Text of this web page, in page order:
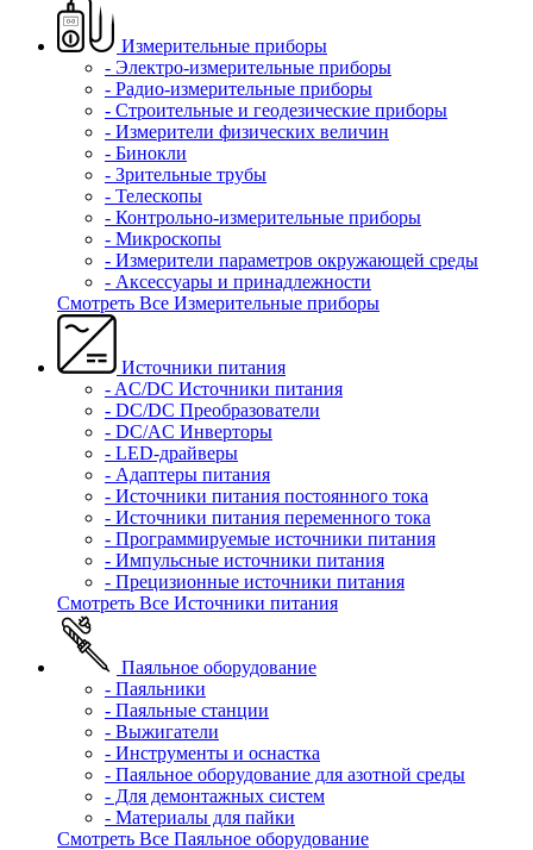
Измерительные приборы
- Электро-измерительные приборы
- Радио-измерительные приборы
- Строительные и геодезические приборы
- Измерители физических величин
- Бинокли
- Зрительные трубы
- Телескопы
- Контрольно-измерительные приборы
- Микроскопы
- Измерители параметров окружающей среды
- Аксессуары и принадлежности
Смотреть Все Измерительные приборы
Источники питания
- AC/DC Источники питания
- DC/DC Преобразователи
- DC/AC Инверторы
- LED-драйверы
- Адаптеры питания
- Источники питания постоянного тока
- Источники питания переменного тока
- Программируемые источники питания
- Импульсные источники питания
- Прецизионные источники питания
Смотреть Все Источники питания
Паяльное оборудование
- Паяльники
- Паяльные станции
- Выжигатели
- Инструменты и оснастка
- Паяльное оборудование для азотной среды
- Для демонтажных систем
- Материалы для пайки
Смотреть Все Паяльное оборудование